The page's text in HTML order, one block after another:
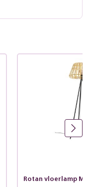
Rotan vloerlamp